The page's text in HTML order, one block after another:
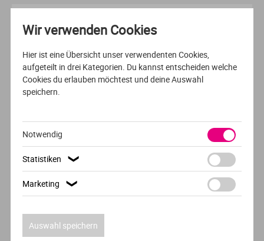
Sportmanagement
Europäische Hochschule für Innovation und
Fernstudium
VOLLZEIT ENGLISCH
AUSFÜHRLICHES PROFIL
Digital Transformation Management
Wir verwenden Cookies
Hier ist eine Übersicht unser verwendenten Cookies,
aufgeteilt in drei Kategorien. Du kannst entscheiden welche
Cookies du erlauben möchtest und deine Auswahl
speichern.
Notwendig
Statistiken ❯
Marketing ❯
Auswahl speichern